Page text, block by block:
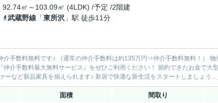
92.74㎡～103.09㎡ (4LDK) /予定 /2階建
武蔵野線 「東所沢 」駅 徒歩11分
です♪ （通常の仲介手数料は約135万円⇒仲介手数料無料！） 物件購入時の諸費用（初期費用）を
ビス』をぜひご利用ください！ 節約できたお金で大型テレビやドラム式洗濯機などの最
新家電や オシャレなテーブル、ソファーなど新品家具を揃えられます♪ 新居で快適な新生活をスタートしましょう...
面積 間取り